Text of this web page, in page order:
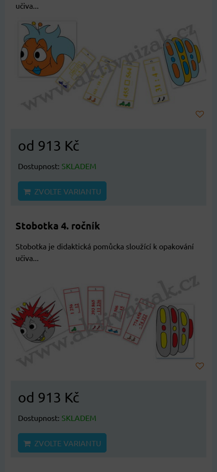
učiva...
od 913 Kč
Dostupnost: SKLADEM
ZVOLTE VARIANTU
Stobotka 4. ročník
Stobotka je didaktická pomůcka sloužící k opakování
učiva...
od 913 Kč
Dostupnost: SKLADEM
ZVOLTE VARIANTU